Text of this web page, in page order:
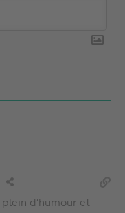
d’humour et